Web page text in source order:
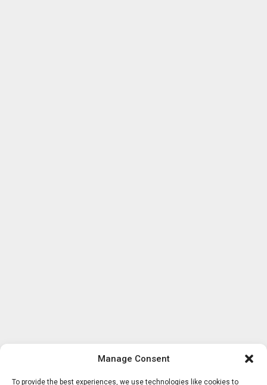
Manage Consent
To provide the best experiences, we use technologies like cookies to